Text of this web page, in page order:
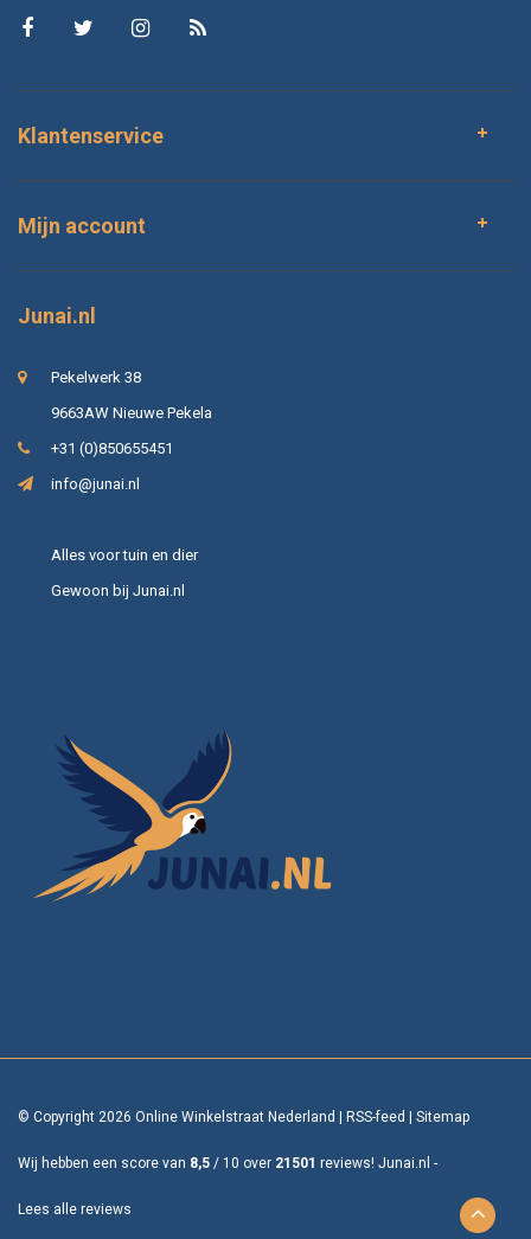
Klantenservice
Mijn account
Junai.nl
Pekelwerk 38
9663AW Nieuwe Pekela
+31 (0)850655451
info@junai.nl
Alles voor tuin en dier
Gewoon bij Junai.nl
© Copyright 2026 Online Winkelstraat Nederland RSS-feed Sitemap
Wij hebben een score van 8,5 / 10 over 21501 reviews! Junai.nl -
Lees alle reviews